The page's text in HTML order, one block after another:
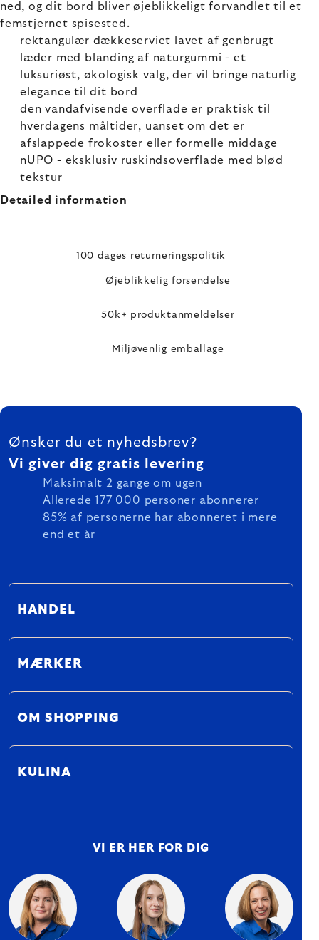
ned, og dit bord bliver øjeblikkeligt forvandlet til et
femstjernet spisested.
rektangulær dækkeserviet lavet af genbrugt
læder med blanding af naturgummi - et
luksuriøst, økologisk valg, der vil bringe naturlig
elegance til dit bord
den vandafvisende overflade er praktisk til
hverdagens måltider, uanset om det er
afslappede frokoster eller formelle middage
nUPO - eksklusiv ruskindsoverflade med blød
tekstur
Detailed information
100 dages returneringspolitik
Øjeblikkelig forsendelse
50k+ produktanmeldelser
Miljøvenlig emballage
FOOTER
Ønsker du et nyhedsbrev?
Vi giver dig gratis levering
Maksimalt 2 gange om ugen
Allerede 177 000 personer abonnerer
85% af personerne har abonneret i mere
end et år
HANDEL
MÆRKER
OM SHOPPING
KULINA
VI ER HER FOR DIG